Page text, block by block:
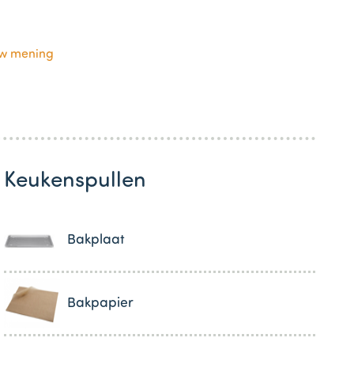
mening
Keukenspullen
Bakplaat
Bakpapier